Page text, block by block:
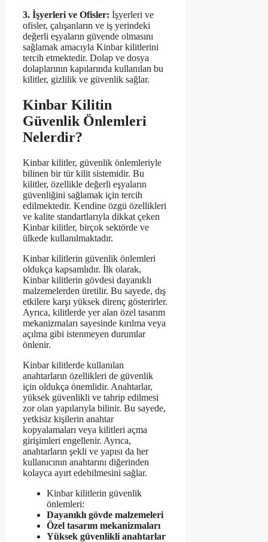
3. İşyerleri ve Ofisler: İşyerleri ve
ofisler, çalışanların ve iş yerindeki
değerli eşyaların güvende olmasını
sağlamak amacıyla Kinbar kilitlerini
tercih etmektedir. Dolap ve dosya
dolaplarının kapılarında kullanılan bu
kilitler, gizlilik ve güvenlik sağlar.
Kinbar Kilitin
Güvenlik Önlemleri
Nelerdir?
Kinbar kilitler, güvenlik önlemleriyle
bilinen bir tür kilit sistemidir. Bu
kilitler, özellikle değerli eşyaların
güvenliğini sağlamak için tercih
edilmektedir. Kendine özgü özellikleri
ve kalite standartlarıyla dikkat çeken
Kinbar kilitler, birçok sektörde ve
ülkede kullanılmaktadır.
Kinbar kilitlerin güvenlik önlemleri
oldukça kapsamlıdır. İlk olarak,
Kinbar kilitlerin gövdesi dayanıklı
malzemelerden üretilir. Bu sayede, dış
etkilere karşı yüksek direnç gösterirler.
Ayrıca, kilitlerde yer alan özel tasarım
mekanizmaları sayesinde kırılma veya
açılma gibi istenmeyen durumlar
önlenir.
Kinbar kilitlerde kullanılan
anahtarların özellikleri de güvenlik
için oldukça önemlidir. Anahtarlar,
yüksek güvenlikli ve tahrip edilmesi
zor olan yapılarıyla bilinir. Bu sayede,
yetkisiz kişilerin anahtar
kopyalamaları veya kilitleri açma
girişimleri engellenir. Ayrıca,
anahtarların şekli ve yapısı da her
kullanıcının anahtarını diğerinden
kolayca ayırt edebilmesini sağlar.
Kinbar kilitlerin güvenlik
önlemleri:
Dayanıklı gövde malzemeleri
Özel tasarım mekanizmaları
Yüksek güvenlikli anahtarlar